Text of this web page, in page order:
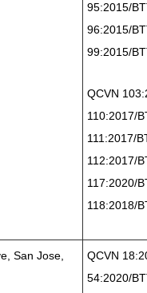
95:2015/
96:2015/
99:2015/
QCVN
110:2017/
111:2017/
112:2017/
117:2020/
118:2018/
San Jose,
QCVN
54:2020/